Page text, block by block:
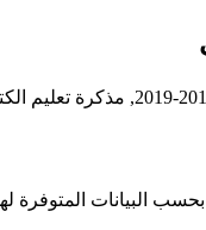
البيانات المتوفرة